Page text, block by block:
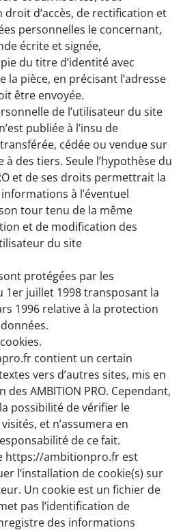
droit d’accès, de rectification et
personnelles le concernant,
écrite et signée,
du titre d’identité avec
pièce, en précisant l’adresse
être envoyée.
de l’utilisateur du site
publiée à l’insu de
cédée ou vendue sur
des tiers. Seule l’hypothèse du
et de ses droits permettrait la
à l’éventuel
tour tenu de la même
et de modification des
du site
protégées par les
1er juillet 1998 transposant la
1996 relative à la protection
contient un certain
vers d’autres sites, mis en
des AMBITION PRO. Cependant,
la possibilité de vérifier le
et n’assumera en
de ce fait.
https://ambitionpro.fr est
l’installation de cookie(s) sur
Un cookie est un fichier de
pas l’identification de
des informations